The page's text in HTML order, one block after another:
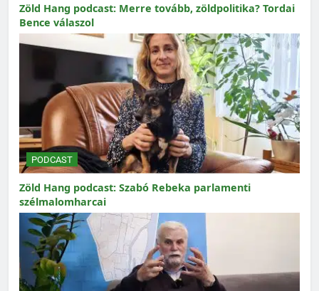
Zöld Hang podcast: Merre tovább, zöldpolitika? Tordai
Bence válaszol
PODCAST
Zöld Hang podcast: Szabó Rebeka parlamenti
szélmalomharcai